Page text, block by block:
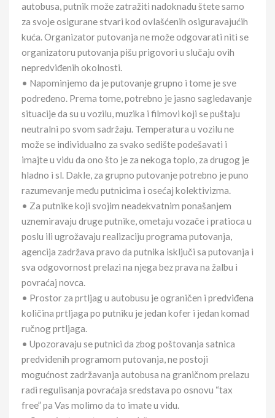
autobusa, putnik može zatražiti nadoknadu štete samo
za svoje osigurane stvari kod ovlašćenih osiguravajućih
kuća. Organizator putovanja ne može odgovarati niti se
organizatoru putovanja pišu prigovori u slučaju ovih
nepredviđenih okolnosti.
• Napominjemo da je putovanje grupno i tome je sve
podređeno. Prema tome, potrebno je jasno sagledavanje
situacije da su u vozilu, muzika i filmovi koji se puštaju
neutralni po svom sadržaju. Temperatura u vozilu ne
može se individualno za svako sedište podešavati i
imajte u vidu da ono što je za nekoga toplo, za drugog je
hladno i sl. Dakle, za grupno putovanje potrebno je puno
razumevanje među putnicima i osećaj kolektivizma.
• Za putnike koji svojim neadekvatnim ponašanjem
uznemiravaju druge putnike, ometaju vozače i pratioca u
poslu ili ugrožavaju realizaciju programa putovanja,
agencija zadržava pravo da putnika isključi sa putovanja i
sva odgovornost prelazi na njega bez prava na žalbu i
povraćaj novca.
• Prostor za prtljag u autobusu je ograničen i predviđena
količina prtljaga po putniku je jedan kofer i jedan komad
ručnog prtljaga.
• Upozoravaju se putnici da zbog poštovanja satnica
predviđenih programom putovanja, ne postoji
mogućnost zadržavanja autobusa na graničnom prelazu
radi regulisanja povraćaja sredstava po osnovu “tax
free” pa Vas molimo da to imate u vidu.